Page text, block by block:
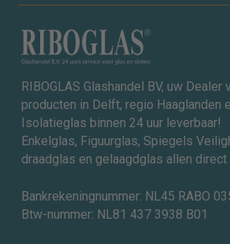
RIBOGLAS Glashandel BV, uw Dealer
producten in Delft, regio Haaglanden
Isolatieglas binnen 24 uur leverbaar!
Enkelglas, Figuurglas, Spiegels
draadglas en gelaagdglas allen direct
Bankrekeningnummer: NL45 RABO
Btw-nummer: NL81 437 3938 B01